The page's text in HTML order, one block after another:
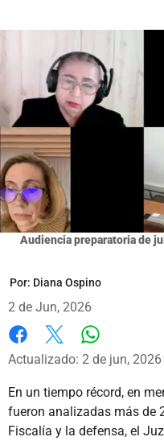
Audiencia preparatoria de
Por: Diana Ospino
2 de Jun, 2026
Facebook
X
Actualizado: 2 de jun, 2026
En un tiempo récord, en
fueron analizadas más de
Fiscalía y la defensa, el